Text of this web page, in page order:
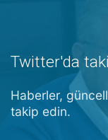
Twitter'da
Haberler,
takip edin.